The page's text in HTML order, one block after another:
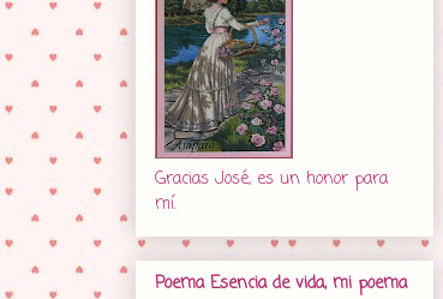
Gracias José, es un honor para
mí.
Poema Esencia de vida, mi poema